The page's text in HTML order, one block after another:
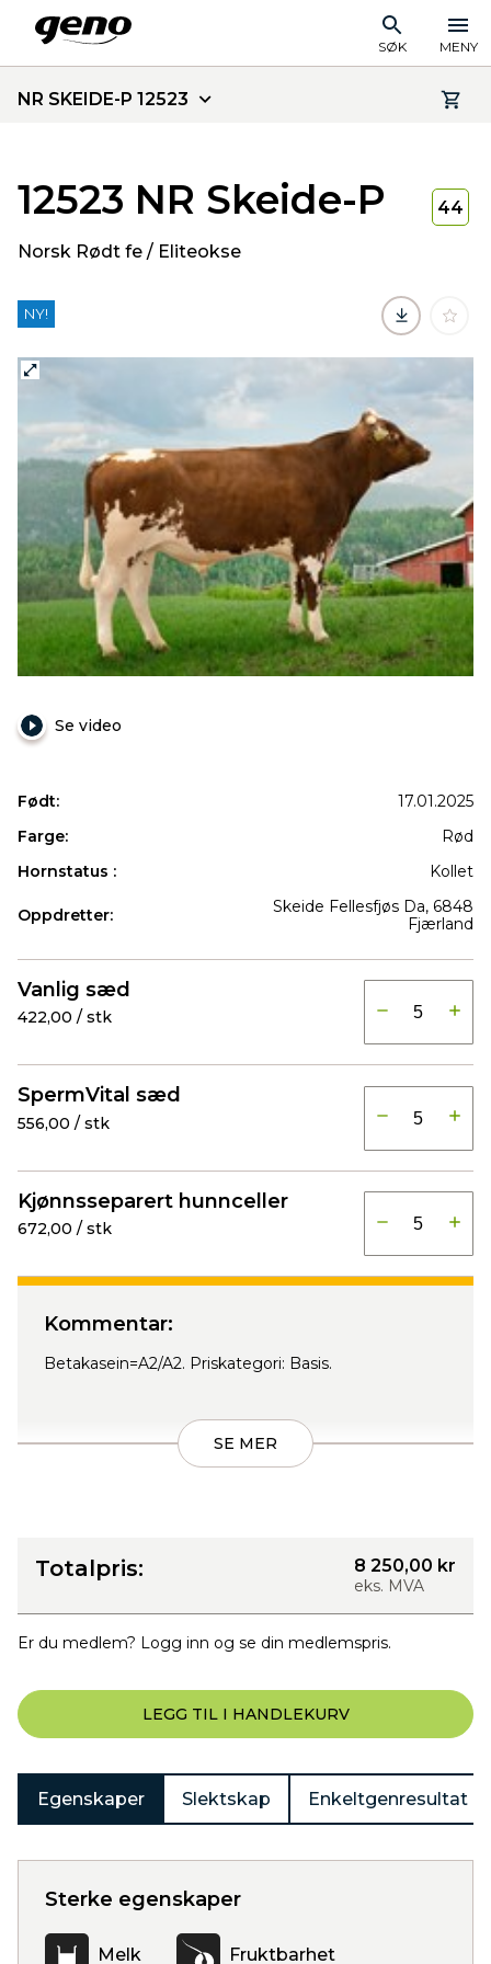
SØK MENY
NR SKEIDE-P 12523
12523 NR Skeide-P
Norsk Rødt fe / Eliteokse
44
NY!
Se video
Født:
17.01.2025
Farge:
Rød
Hornstatus :
Kollet
Oppdretter:
Skeide Fellesfjøs Da, 6848
Fjærland
Vanlig sæd
422,00 / stk
SpermVital sæd
556,00 / stk
Kjønnsseparert hunnceller
672,00 / stk
Kommentar:
Betakasein=A2/A2. Priskategori: Basis.
SE MER
Totalpris: 8 250,00 kr
eks. MVA
Er du medlem? Logg inn og se din medlemspris.
LEGG TIL I HANDLEKURV
Egenskaper Slektskap Enkeltgenresultat
Sterke egenskaper
Melk Fruktbarhet